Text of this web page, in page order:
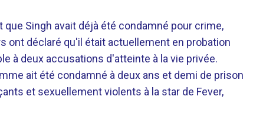
Singh avait déjà été condamné pour crime,
ont déclaré qu'il était actuellement en probation
à deux accusations d'atteinte à la vie privée.
ait été condamné à deux ans et demi de prison
et sexuellement violents à la star de Fever,